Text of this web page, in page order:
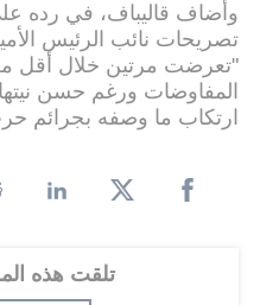
وأضاف قاليباف، في رده
تصريحات نائب الرئيس
"تعرضت مرتين خلال أقل
المفاوضات ورغم حسن
ارتكاب ما وصفه بجرائم
تلقت هذه المقالة